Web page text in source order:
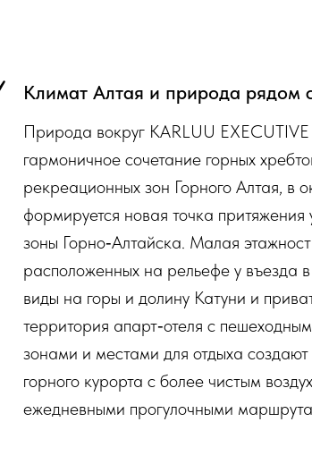
Климат Алтая и природа рядом
Природа вокруг KARLUU
гармоничное сочетание горных
рекреационных зон Горного Алтая, в
формируется новая точка притяжения
зоны Горно‑Алтайска. Малая
расположенных на рельефе у въезда
виды на горы и долину Катуни и
территория апарт‑отеля с
зонами и местами для отдыха
горного курорта с более чистым
ежедневными прогулочными